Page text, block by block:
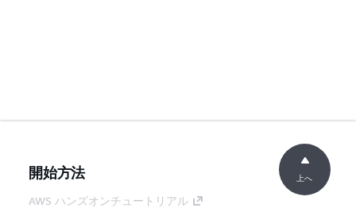
開始方法
AWS ハンズオンチュートリアル
上へ